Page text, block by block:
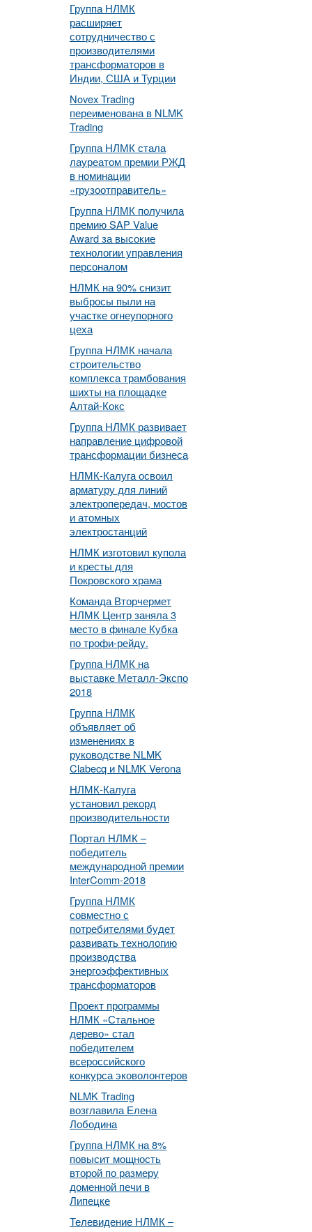
Группа НЛМК
расширяет
сотрудничество с
производителями
трансформаторов в
Индии, США и Турции
Novex Trading
переименована в NLMK
Trading
Группа НЛМК стала
лауреатом премии РЖД
в номинации
«грузоотправитель»
Группа НЛМК получила
премию SAP Value
Award за высокие
технологии управления
персоналом
НЛМК на 90% снизит
выбросы пыли на
участке огнеупорного
цеха
Группа НЛМК начала
строительство
комплекса трамбования
шихты на площадке
Алтай-Кокс
Группа НЛМК развивает
направление цифровой
трансформации бизнеса
НЛМК-Калуга освоил
арматуру для линий
электропередач, мостов
и атомных
электростанций
НЛМК изготовил купола
и кресты для
Покровского храма
Команда Вторчермет
НЛМК Центр заняла 3
место в финале Кубка
по трофи-рейду.
Группа НЛМК на
выставке Металл-Экспо
2018
Группа НЛМК
объявляет об
изменениях в
руководстве NLMK
Clabecq и NLMK Verona
НЛМК-Калуга
установил рекорд
производительности
Портал НЛМК –
победитель
международной премии
InterComm-2018
Группа НЛМК
совместно с
потребителями будет
развивать технологию
производства
энергоэффективных
трансформаторов
Проект программы
НЛМК «Стальное
дерево» стал
победителем
всероссийского
конкурса эковолонтеров
NLMK Trading
возглавила Елена
Лободина
Группа НЛМК на 8%
повысит мощность
второй по размеру
доменной печи в
Липецке
Телевидение НЛМК –